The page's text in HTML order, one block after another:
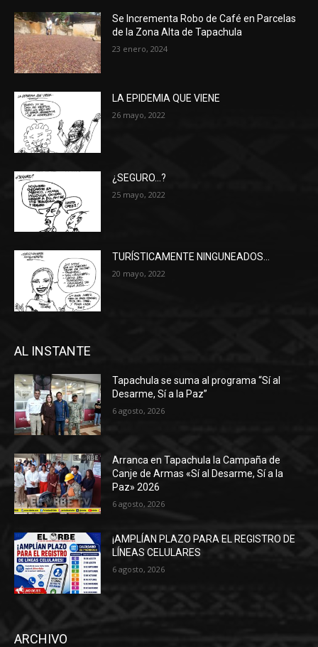
Se Incrementa Robo de Café en Parcelas
de la Zona Alta de Tapachula
23 enero, 2024
LA EPIDEMIA QUE VIENE
26 mayo, 2022
¿SEGURO…?
25 mayo, 2022
TURÍSTICAMENTE NINGUNEADOS…
20 mayo, 2022
AL INSTANTE
Tapachula se suma al programa “Sí al
Desarme, Sí a la Paz”
6 agosto, 2026
Arranca en Tapachula la Campaña de
Canje de Armas «Sí al Desarme, Sí a la
Paz» 2026
6 agosto, 2026
¡AMPLÍAN PLAZO PARA EL REGISTRO DE
LÍNEAS CELULARES
6 agosto, 2026
ARCHIVO